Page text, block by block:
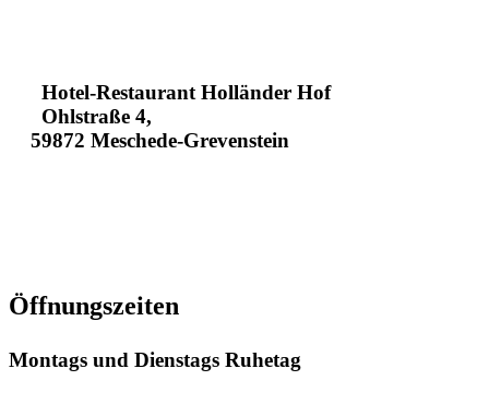
Hotel-Restaurant Holländer Hof
Ohlstraße 4,
59872 Meschede-Grevenstein
Öffnungszeiten
Montags und Dienstags Ruhetag